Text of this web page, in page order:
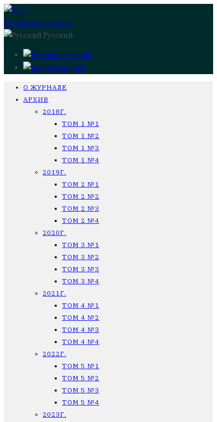
Разместить статью
Русский
Русский
English
О ЖУРНАЛЕ
АРХИВ
2018Г.
ТОМ 1 №1
ТОМ 1 №2
ТОМ 1 №3
ТОМ 1 №4
2019Г.
ТОМ 2 №1
ТОМ 2 №2
ТОМ 2 №3
ТОМ 2 №4
2020Г.
ТОМ 3 №1
ТОМ 3 №2
ТОМ 3 №3
ТОМ 3 №4
2021Г.
ТОМ 4 №1
ТОМ 4 №2
ТОМ 4 №3
ТОМ 4 №4
2022Г.
ТОМ 5 №1
ТОМ 5 №2
ТОМ 5 №3
ТОМ 5 №4
2023Г.